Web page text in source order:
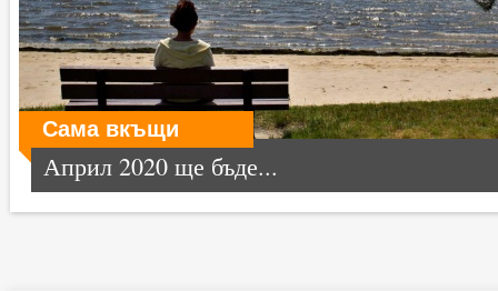
Сама вкъщи
Април 2020 ще бъде...